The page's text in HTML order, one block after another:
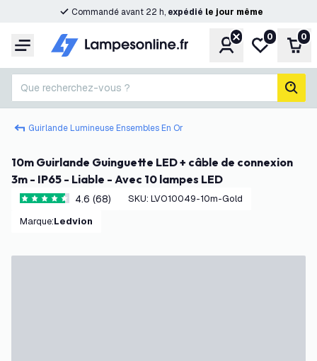
Commandé avant 22 h, expédié le jour même
Menu CompteMa liste de
0 0
Que recherchez-vous ?
Guirlande Lumineuse Ensembles En Or
10m Guirlande Guinguette LED + câble de connexion
3m - IP65 - Liable - Avec 10 lampes LED
4.6 étoiles de notation
4.6 (68) SKU: LVO10049-10m-Gold
Marque: Ledvion